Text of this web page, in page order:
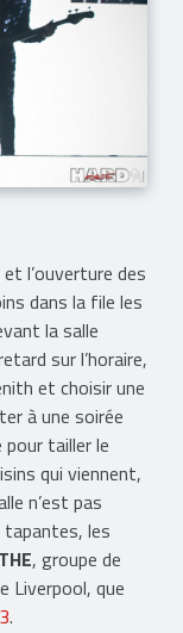
l’ouverture des
dans la file les
la salle
sur l’horaire,
et choisir une
à une soirée
pour tailler le
qui viennent,
n’est pas
les
, groupe de
Liverpool, que
.